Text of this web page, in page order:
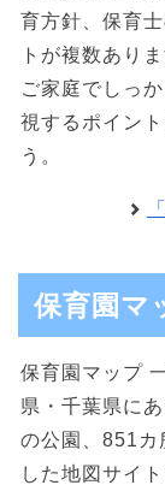
育方針、保育
トが複数ありま
ご家庭でしっ
視するポイン
う。
保育園マ
保育園マップ
県・千葉県に
の公園、851カ
した地図サイト